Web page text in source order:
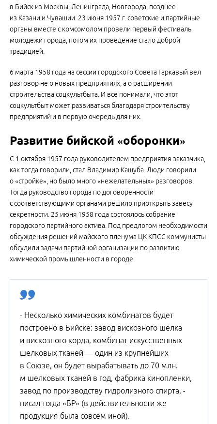
в Бийск из Москвы, Ленинграда, Новгорода, позднее
из Казани и Чувашии. 23 июня 1957 г. советские и партийные
органы вместе с комсомолом провели первый фестиваль
молодежи города, потом их проведение стало доброй
традицией.
6 марта 1958 года на сессии городского Совета Гаркавый вел
разговор не о новых предприятиях, а о расширении
строительства соцкультбыта. И все понимали, что этот
соцкультбыт может развиваться благодаря строительству
предприятий и в первую очередь для них.
Развитие бийской «оборонки»
С 1 октября 1957 года руководителем предприятия-заказчика,
как тогда говорили, стал Владимир Кашуба. Люди говорили
о «стройке», но было много «нежелательных» разговоров.
Тогда руководство города по договоренности
с соответствующими органами решило приоткрыть завесу
секретности. 25 июня 1958 года состоялось собрание
городского партийного актива. Под предлогом необходимости
обсуждения решений майского пленума ЦК КПСС коммунисты
обсудили задачи партийной организации по развитию
химической промышленности в городе.
- Несколько химических комбинатов будет
построено в Бийске: завод вискозного шелка
и вискозного корда, комбинат искусственных
шелковых тканей — один из крупнейших
в Союзе, он будет вырабатывать до 70 млн.
м шелковых тканей в год, фабрика кинопленки,
завод по производству гидролизного спирта, -
писал тогда «БР» (в действительности же
продукция была совсем иной).